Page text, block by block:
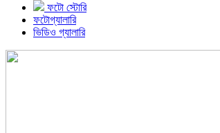
ফটো স্টোরি
ফটোগ্যালারি
ভিডিও গ্যালারি